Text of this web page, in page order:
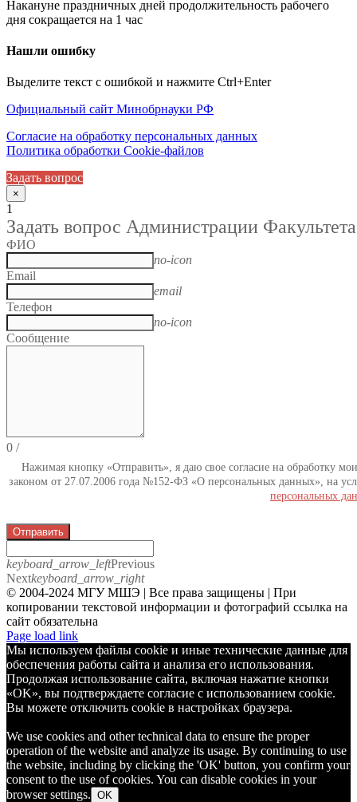
Накануне праздничных дней продолжительность рабочего
дня сокращается на 1 час
Нашли ошибку
Выделите текст с ошибкой и нажмите Ctrl+Enter
Официальный сайт Минобрнауки РФ
Согласие на обработку персональных данных
Политика обработки Cookie-файлов
Задать вопрос
×
1
Задать вопрос Администрации Факультета
ФИО
no-icon
Email
email
Телефон
no-icon
Сообщение
0 /
Нажимая кнопку «Отправить», я даю свое согласие на обработку
законом от 27.07.2006 года №152-ФЗ «О персональных данных», на
персональных
Отправить
keyboard_arrow_leftPrevious
Nextkeyboard_arrow_right
© 2004-2024 МГУ МШЭ | Все права защищены | При
копировании текстовой информации и фотографий ссылка на
сайт обязательна
Telegram
Page load link
Мы используем файлы cookie и иные технические данные для
обеспечения работы сайта и анализа его использования.
Продолжая использование сайта, включая нажатие кнопки
«OK», вы подтверждаете согласие с использованием cookie.
Вы можете отключить cookie в настройках браузера.
We use cookies and other technical data to ensure the proper
operation of the website and analyze its usage. By continuing to use
the website, including by clicking the 'OK' button, you confirm your
consent to the use of cookies. You can disable cookies in your
browser settings. OK